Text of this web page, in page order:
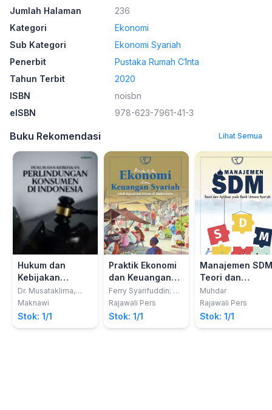
Jumlah Halaman
236
Kategori
Ekonomi
Sub Kategori
Ekonomi Syariah
Penerbit
Pustaka Rumah C1nta
Tahun Terbit
2020
ISBN
noisbn
eISBN
978-623-7961-41-3
Buku Rekomendasi Lihat Semua
Hukum dan
Kebijakan
Perlindungan
Konsumen di
Indonesia
Dr. Musataklima,
S.H.I., M.S.I.
Maknawi
Stok: 1/1
Praktik Ekonomi
dan Keuangan
Syariah oleh
Kerajaan Islam di
Indonesia
Ferry Syarifuddin; Ali
Sakti
Rajawali Pers
Stok: 1/1
Manajemen
Teori dan
Aplikasi Pada
Bank Umum
Syariah
Muhdar
Rajawali Pers
Stok: 1/1